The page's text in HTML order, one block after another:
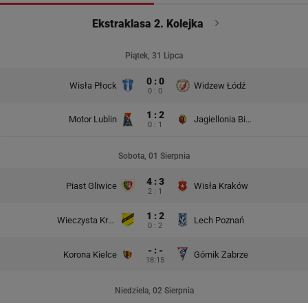
Ekstraklasa 2. Kolejka
Piątek, 31 Lipca
Wisła Płock 0 : 0
0 : 0
Widzew Łódź
Motor Lublin 1 : 2
0 : 1
Jagiellonia Białystok
Sobota, 01 Sierpnia
Piast Gliwice 4 : 3
2 : 1
Wisła Kraków
Wieczysta Kraków 1 : 2
0 : 2
Lech Poznań
Korona Kielce - : -
18:15
Górnik Zabrze
Niedziela, 02 Sierpnia